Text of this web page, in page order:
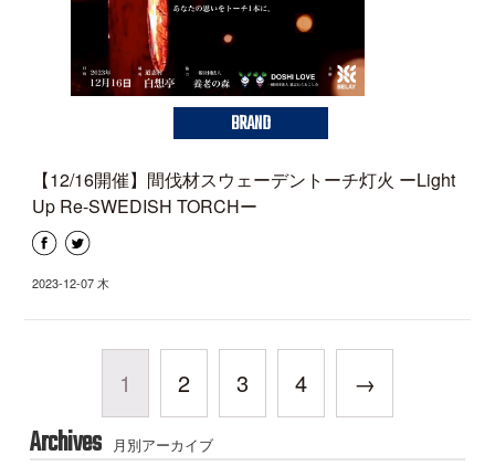
BRAND
【12/16開催】間伐材スウェーデントーチ灯火 ーLight
Up Re-SWEDISH TORCHー
2023-12-07 木
1 2 3 4 →
Archives 月別アーカイブ